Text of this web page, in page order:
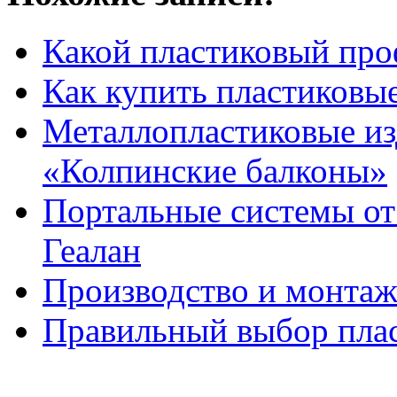
Какой пластиковый
Как купить
Металлопластиковые
«Колпинские балконы»
Портальные системы
Геалан
Производство и
Правильный выбор